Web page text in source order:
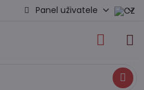
Panel uživatele
Hledat